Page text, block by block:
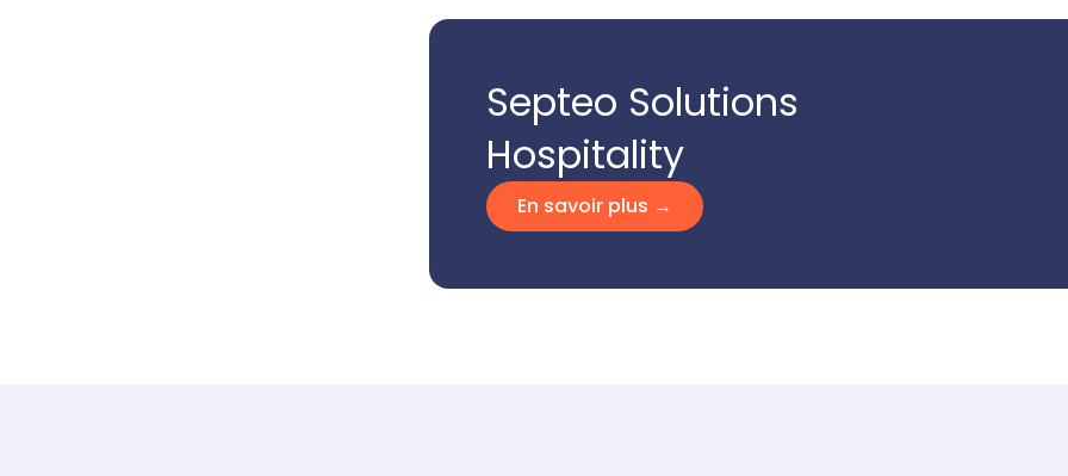
Septeo Solutions
Hospitality
En savoir plus →